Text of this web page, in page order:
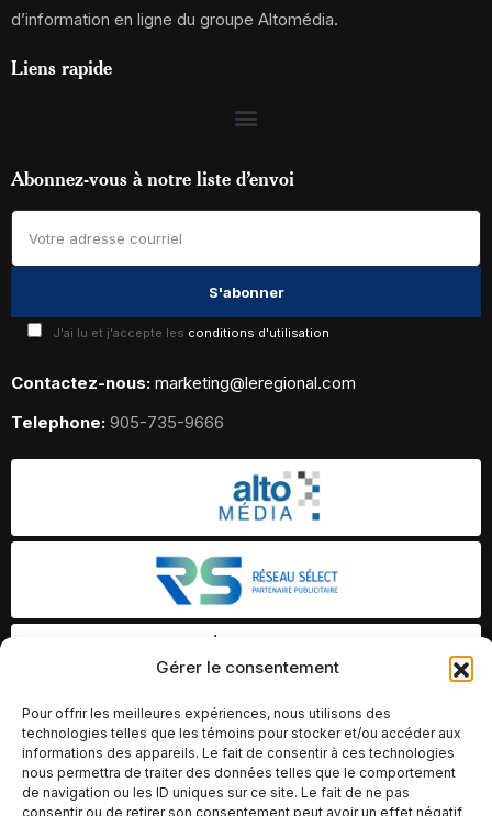
Gérer le consentement
Pour offrir les meilleures expériences, nous utilisons des
technologies telles que les témoins pour stocker et/ou accéder aux
informations des appareils. Le fait de consentir à ces technologies
nous permettra de traiter des données telles que le comportement
de navigation ou les ID uniques sur ce site. Le fait de ne pas
consentir ou de retirer son consentement peut avoir un effet négatif
d’information en ligne du groupe Altomédia.
Liens rapide
Abonnez-vous à notre liste d’envoi
J'ai lu et j'accepte les conditions d'utilisation
Contactez-nous: marketing@leregional.com
Telephone: 905-735-9666